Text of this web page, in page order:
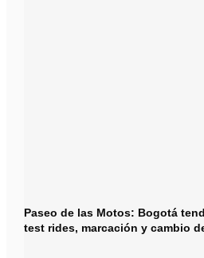
Paseo de las Motos: Bogotá
test rides, marcación y cambio